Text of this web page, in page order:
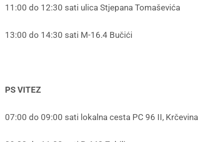
11:00 do 12:30 sati ulica Stjepana Tomaševića
13:00 do 14:30 sati M-16.4 Bučići
PS VITEZ
07:00 do 09:00 sati lokalna cesta PC 96 II, Krčevina